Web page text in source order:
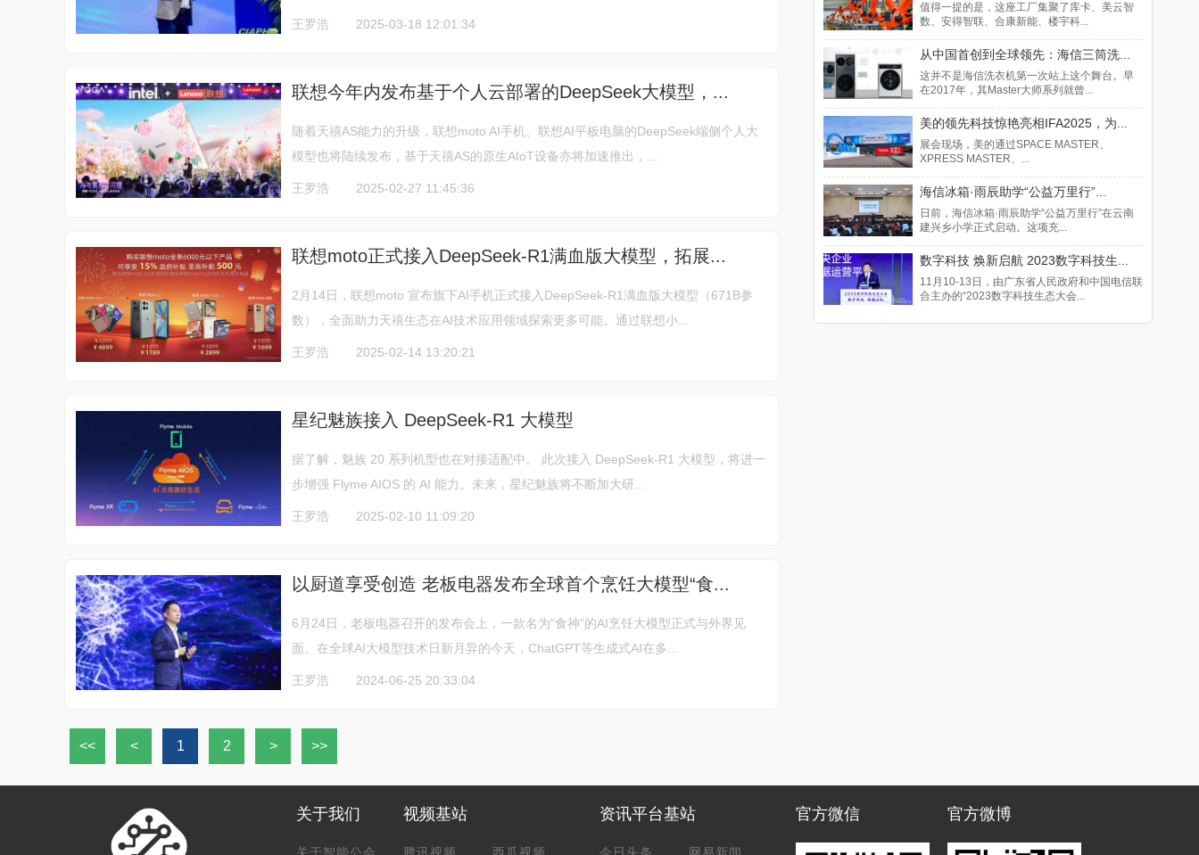
王罗浩 2025-03-18 12:01:34
联想今年内发布基于个人云部署的DeepSeek大模型，...
随着天禧AS能力的升级，联想moto AI手机、联想AI平板电脑的DeepSeek端侧个人大
模型也将陆续发布，基于天禧AS的原生AIoT设备亦将加速推出，...
王罗浩 2025-02-27 11:45:36
联想moto正式接入DeepSeek-R1满血版大模型，拓展...
2月14日，联想moto 宣布旗下AI手机正式接入DeepSeek-R1满血版大模型（671B参
数），全面助力天禧生态在AI技术应用领域探索更多可能。通过联想小...
王罗浩 2025-02-14 13:20:21
星纪魅族接入 DeepSeek-R1 大模型
据了解，魅族 20 系列机型也在对接适配中。 此次接入 DeepSeek-R1 大模型，将进一
步增强 Flyme AIOS 的 AI 能力。未来，星纪魅族将不断加大研...
王罗浩 2025-02-10 11:09:20
以厨道享受创造 老板电器发布全球首个烹饪大模型“食...
6月24日，老板电器召开的发布会上，一款名为“食神”的AI烹饪大模型正式与外界见
面。在全球AI大模型技术日新月异的今天，ChatGPT等生成式AI在多...
王罗浩 2024-06-25 20:33:04
<< < 1 2 > >>
值得一提的是，这座工厂集聚了库卡、美云智
数、安得智联、合康新能、楼宇科...
从中国首创到全球领先：海信三筒洗...
这并不是海信洗衣机第一次站上这个舞台。早
在2017年，其Master大师系列就曾...
美的领先科技惊艳亮相IFA2025，为...
展会现场，美的通过SPACE MASTER、
XPRESS MASTER、...
海信冰箱·雨辰助学“公益万里行”...
日前，海信冰箱·雨辰助学“公益万里行”在云南
建兴乡小学正式启动。这项充...
数字科技 焕新启航 2023数字科技生...
11月10-13日，由广东省人民政府和中国电信联
合主办的“2023数字科技生态大会...
关于我们 视频基站 资讯平台基站 官方微信 官方微博